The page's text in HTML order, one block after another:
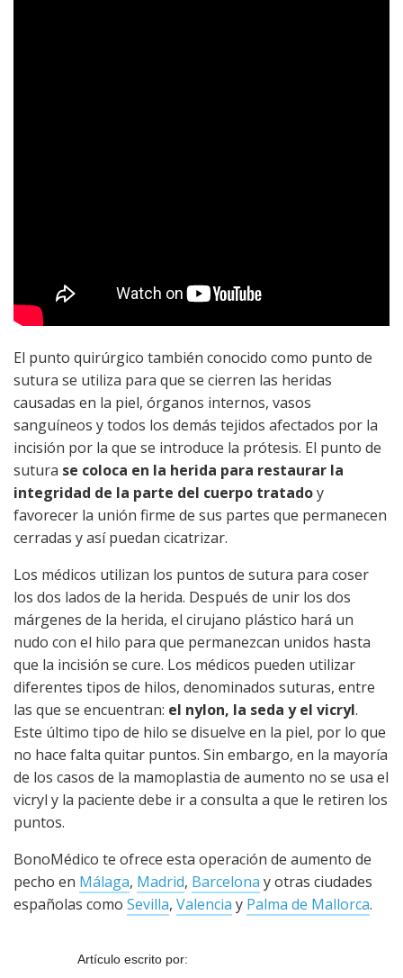
El punto quirúrgico también conocido como punto de
sutura se utiliza para que se cierren las heridas
causadas en la piel, órganos internos, vasos
sanguíneos y todos los demás tejidos afectados por la
incisión por la que se introduce la prótesis. El punto de
sutura se coloca en la herida para restaurar la
integridad de la parte del cuerpo tratadoy
favorecer la unión firme de sus partes que permanecen
cerradas y así puedan cicatrizar.
Los médicos utilizan los puntos de sutura para coser
los dos lados de la herida. Después de unir los dos
márgenes de la herida, el cirujano plástico hará un
nudo con el hilo para que permanezcan unidos hasta
que la incisión se cure. Los médicos pueden utilizar
diferentes tipos de hilos, denominados suturas, entre
las que se encuentran: el nylon, la seda y el vicryl.
Este último tipo de hilo se disuelve en la piel, por lo que
no hace falta quitar puntos. Sin embargo, en la mayoría
de los casos de la mamoplastia de aumento no se usa el
vicryl y la paciente debe ir a consulta a que le retiren los
puntos.
BonoMédico te ofrece esta operación de aumento de
pecho en Málaga, Madrid, Barcelona y otras ciudades
españolas como Sevilla, Valencia y Palma de Mallorca.
Artículo escrito por: